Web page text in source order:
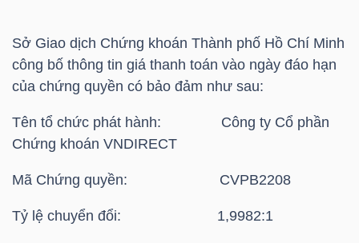
Sở Giao dịch Chứng khoán Thành phố Hồ Chí Minh
công bố thông tin giá thanh toán vào ngày đáo hạn
của chứng quyền có bảo đảm như sau:
Tên tổ chức phát hành: Công ty Cổ phần
Chứng khoán VNDIRECT
Mã Chứng quyền: CVPB2208
Tỷ lệ chuyển đổi: 1,9982:1
BẤT
SẢN
CHÍNH